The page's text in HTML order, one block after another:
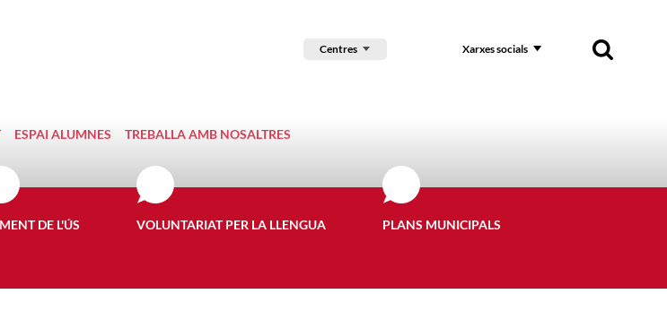
Centres Xarxes socials
ESPAI ALUMNES TREBALLA AMB NOSALTRES
DE L'ÚS VOLUNTARIAT PER LA LLENGUA PLANS MUNICIPALS